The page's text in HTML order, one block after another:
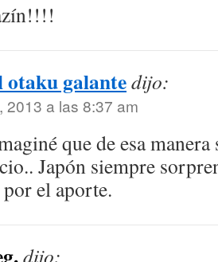
otaku galantedijo:
2013 a las 8:37 am
que de esa
Japón siempre
el aporte.
dijo: